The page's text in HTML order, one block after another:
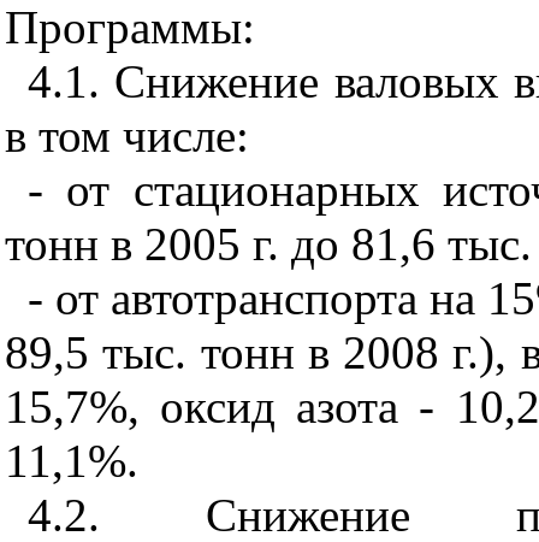
Программы:
4.1. Снижение валовых
в том числе:
- от стационарных
тонн в 2005 г. до 81,6
- от автотранспорта на
89,5 тыс. тонн в 2008 г.),
15,7%, оксид азота -
11,1%.
4.2. Снижение